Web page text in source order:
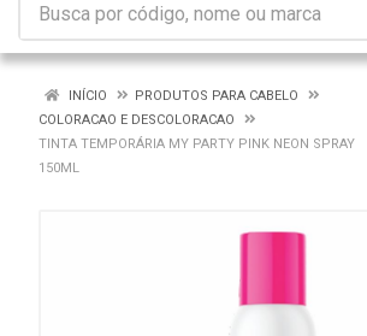
INÍCIO
PRODUTOS PARA CABELO
COLORACAO E DESCOLORACAO
TINTA TEMPORÁRIA MY PARTY PINK NEON SPRAY
150ML